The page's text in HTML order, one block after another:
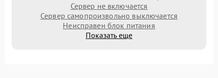
Сервер не включается
Сервер самопроизвольно выключается
Неисправен блок питания
Показать еще